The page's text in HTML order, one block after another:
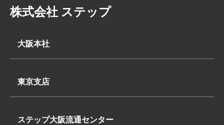
株式会社 ステップ
大阪本社
大阪府高槻市下田部町2丁目7-2
FAX:072-648-3312
東京支店
埼玉県八潮市浮塚624-1
ステップ大阪流通センター